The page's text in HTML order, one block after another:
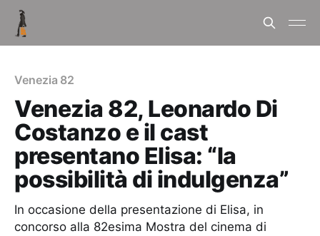
Venezia 82
Venezia 82, Leonardo Di
Costanzo e il cast
presentano Elisa: “la
possibilità di indulgenza”
In occasione della presentazione di Elisa, in
concorso alla 82esima Mostra del cinema di